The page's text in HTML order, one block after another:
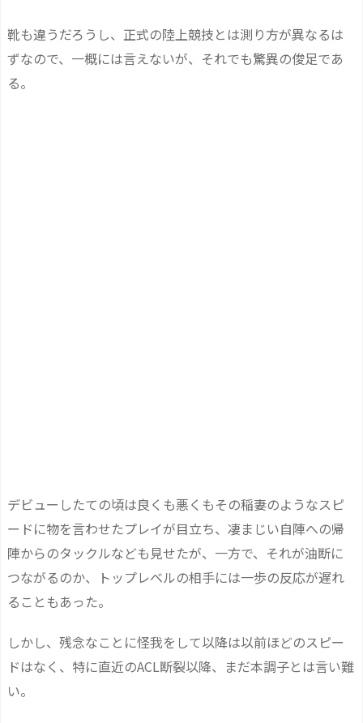
靴も違うだろうし、正式の陸上競技とは測り方が異なるは
ずなので、一概には言えないが、それでも驚異の俊足であ
る。
デビューしたての頃は良くも悪くもその稲妻のようなスピ
ードに物を言わせたプレイが目立ち、凄まじい自陣への帰
陣からのタックルなども見せたが、一方で、それが油断に
つながるのか、トップレベルの相手には一歩の反応が遅れ
ることもあった。
しかし、残念なことに怪我をして以降は以前ほどのスピー
ドはなく、特に直近のACL断裂以降、まだ本調子とは言い難
い。